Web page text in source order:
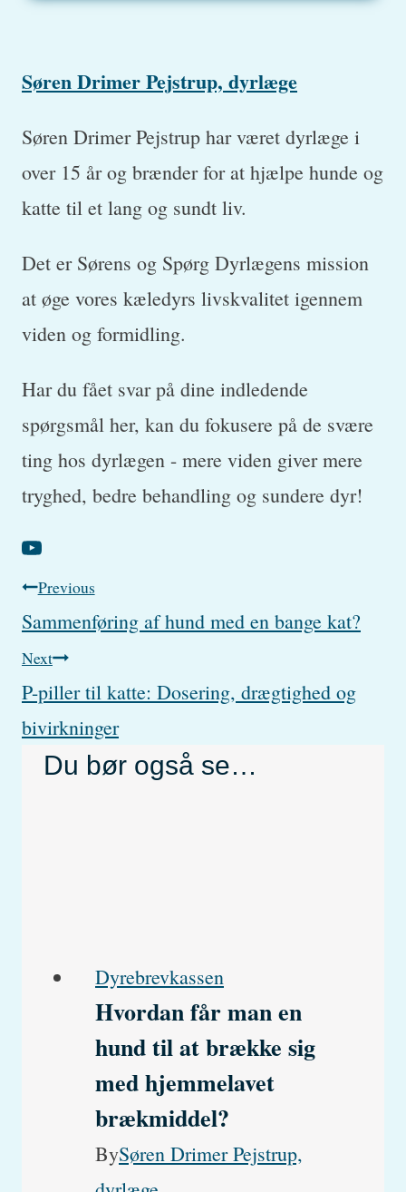
Søren Drimer Pejstrup, dyrlæge
Søren Drimer Pejstrup har været dyrlæge i
over 15 år og brænder for at hjælpe hunde og
katte til et lang og sundt liv.
Det er Sørens og Spørg Dyrlægens mission
at øge vores kæledyrs livskvalitet igennem
viden og formidling.
Har du fået svar på dine indledende
spørgsmål her, kan du fokusere på de svære
ting hos dyrlægen - mere viden giver mere
tryghed, bedre behandling og sundere dyr!
Post
navigation
Previous
Sammenføring af hund med en bange kat?
Next
P-piller til katte: Dosering, drægtighed og
bivirkninger
Du bør også se…
Dyrebrevkassen
Hvordan får man en
hund til at brække sig
med hjemmelavet
brækmiddel?
BySøren Drimer Pejstrup,